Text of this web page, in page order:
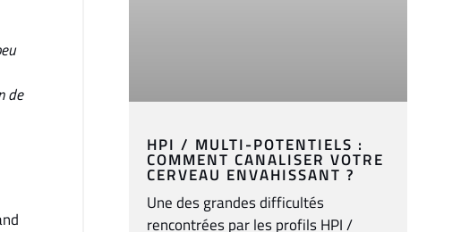
de
HPI / MULTI-POTENTIELS :
COMMENT CANALISER VOTRE
CERVEAU ENVAHISSANT ?
Une des grandes difficultés
rencontrées par les profils HPI /